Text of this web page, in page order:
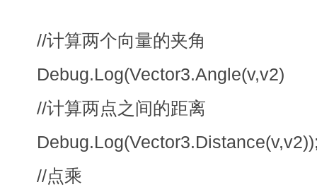
//计算两个向量的夹角
Debug.Log(Vector3.Angle(v,v2)
//计算两点之间的距离
//点乘